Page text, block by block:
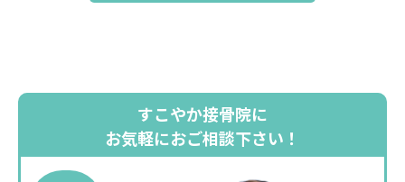
すこやか接骨院に
お気軽におご相談下さい！